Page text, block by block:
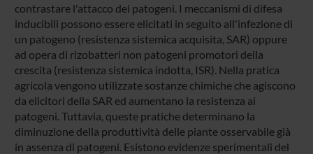
contrastare l'attacco dei patogeni. I meccanismi di difesa
inducibili possono essere elicitati in seguito all'infezione di
un patogeno (resistenza sistemica acquisita, SAR) oppure
ad opera di rizobatteri non patogeni promotori della
crescita (resistenza sistemica indotta, ISR). Nella pratica
agricola vengono utilizzate sostanze chimiche che agiscono
da elicitori della SAR ed aumentano la resistenza ai
patogeni. Tuttavia, queste pratiche determinano la
diminuzione della produttività delle piante osservabile già
in assenza di patogeni. Esistono evidenze sperimentali del